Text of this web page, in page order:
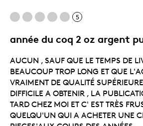
Mauvaise couleur
Décrivez-vous Guidé par la qualité
5
année du coq 2 oz argent
AUCUN , SAUF QUE LE TEMPS DE
BEAUCOUP TROP LONG ET QUE
VRAIMENT DE QUALITÉ
DIFFICILE A OBTENIR , LA
TARD CHEZ MOI ET C' EST TRÈS
QUELQU'UN QUI A ACHETER UNE